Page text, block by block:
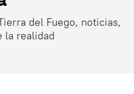
del Fuego, noticias,
la realidad